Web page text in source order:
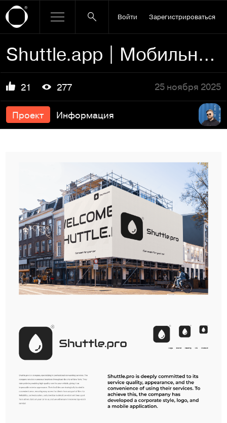
Войти Зарегистрироваться
Shuttle.app | Мобильное приложение для автомоек
21 277 25 ноября 2025
Проект Информация